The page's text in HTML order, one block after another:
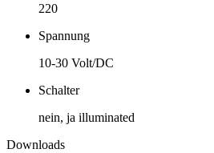
220
Spannung
10-30 Volt/DC
Schalter
nein, ja illuminated
Downloads